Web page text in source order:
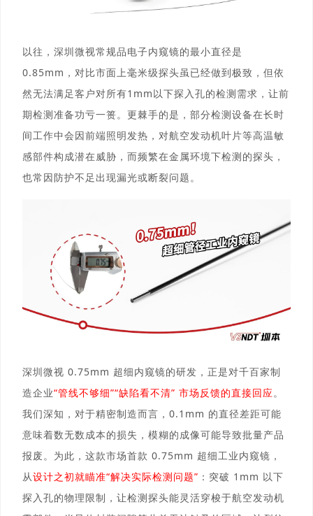
以往， 深圳微视常规品电子内窥镜的最小直径是
0.85mm，对比市面上毫米级探头虽已经做到极致，但依
然无法满足客户对所有1mm以下探入孔的检测需求，让前
期检测准备功亏一篑。更棘手的是，部分检测设备在长时
间工作中会因前端照明发热，对航空发动机叶片等高温敏
感部件构成潜在威胁，而频繁在金属环境下检测的探头，
也常因防护不足出现漏光或断裂问题。
深圳微视 0.75mm 超细内窥镜的研发，正是对千百家制
造企业“管线不够细”“缺陷看不清” 市场反馈的直接回应。
我们深知，对于精密制造而言，0.1mm 的直径差距可能
意味着数无数成本的损失，模糊的成像可能导致批量产品
报废。为此，这款市场首款 0.75mm 超细工业内窥镜，
从设计之初就瞄准“解决实际检测问题” ：突破 1mm 以下
探入孔的物理限制，让检测探头能灵活穿梭于航空发动机